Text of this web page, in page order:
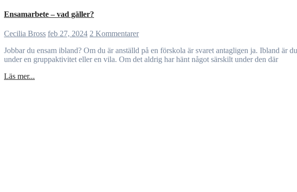
Ensamarbete – vad gäller?
Cecilia Bross feb 27, 2024 2 Kommentarer
Jobbar du ensam ibland? Om du är anställd på en förskola är svaret antagligen ja. Ibland är du kanske helt ensam med ett eller flera barn – som vid öppning och stängning. Ibland är du kanske relativt ensam som
under en gruppaktivitet eller en vila. Om det aldrig har hänt något särskilt under den där
Läs mer...